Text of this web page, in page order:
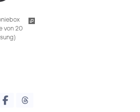
von 20
)